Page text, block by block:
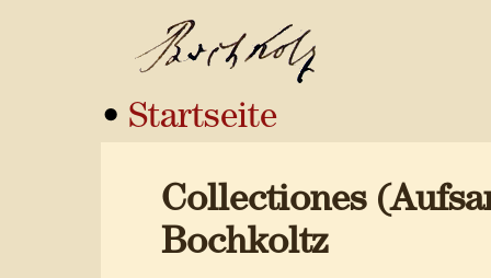
• Startseite
Collectiones
Bochkoltz